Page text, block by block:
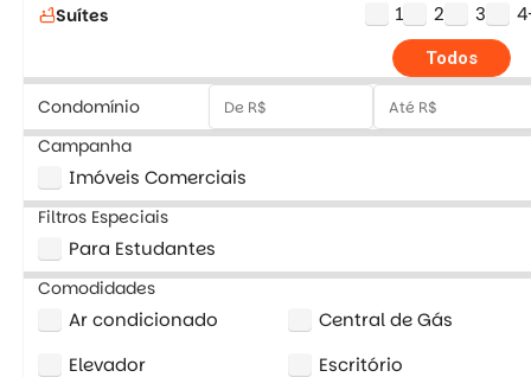
bathtubSuítes 1 2 3
Todos
Condomínio
Campanha
Imóveis Comerciais
Filtros Especiais
Para Estudantes
Comodidades
Ar condicionado
Central de Gás
Elevador
Escritório